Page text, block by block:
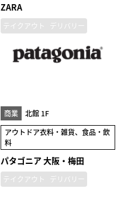
ZARA
テイクアウト デリバリー
商業
北館 1F
アウトドア衣料・雑貨、食品・飲
料
パタゴニア 大阪・梅田
テイクアウト デリバリー